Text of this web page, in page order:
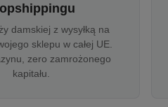
damskiej z wysyłką na
sklepu w całej UE.
zero zamrożonego
kapitału.